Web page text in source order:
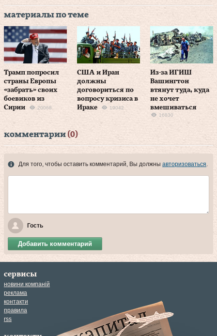
материалы по теме
Трамп попросил
страны Европы
«забрать» своих
боевиков из
Сирии
20068
США и Иран
должны
договориться по
вопросу кризиса в
Ираке
19042
Из-за ИГИШ
Вашингтон
втянут туда, куда
не хочет
вмешиваться
16830
комментарии (0)
Для того, чтобы оставить комментарий, Вы должны авторизоваться.
Гость
Добавить комментарий
сервисы
новини компаній
реклама
контакти
правила
rss